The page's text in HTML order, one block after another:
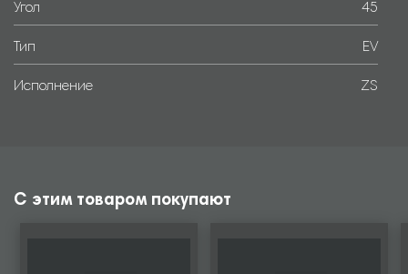
Угол 45
Тип EV
Исполнение ZS
С этим товаром покупают